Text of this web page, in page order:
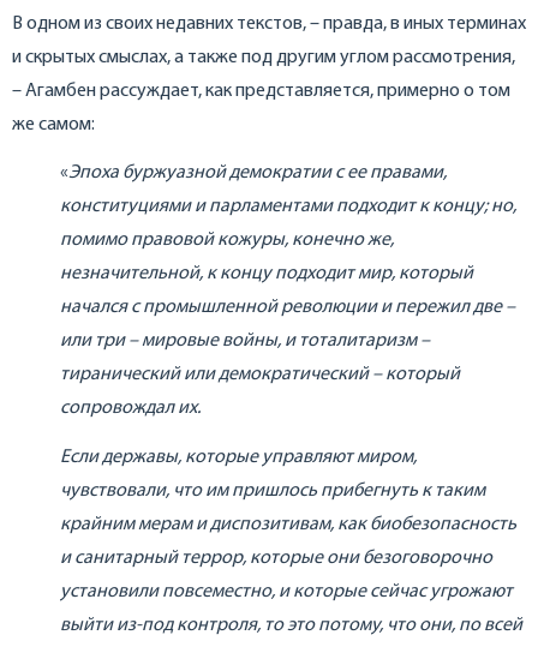
В одном из своих недавних текстов, – правда, в иных терминах
и скрытых смыслах, а также под другим углом рассмотрения,
– Агамбен рассуждает, как представляется, примерно о том
же самом:
«Эпоха буржуазной демократии с ее правами,
конституциями и парламентами подходит к концу; но,
помимо правовой кожуры, конечно же,
незначительной, к концу подходит мир, который
начался с промышленной революции и пережил две –
или три – мировые войны, и тоталитаризм –
тиранический или демократический – который
сопровождал их.
Если державы, которые управляют миром,
чувствовали, что им пришлось прибегнуть к таким
крайним мерам и диспозитивам, как биобезопасность
и санитарный террор, которые они безоговорочно
установили повсеместно, и которые сейчас угрожают
выйти из-под контроля, то это потому, что они, по всей